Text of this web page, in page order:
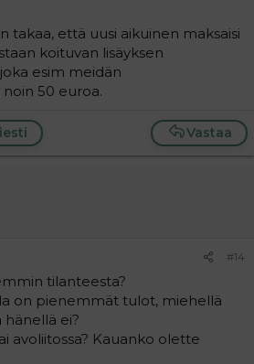
takaa, että uusi aikuinen maksaisi
koituvan lisäyksen
esim meidän
50 euroa.
Vastaa
#14
tilanteesta?
on pienemmät tulot, miehellä
hänellä ei?
avoliitossa? Kauanko olette